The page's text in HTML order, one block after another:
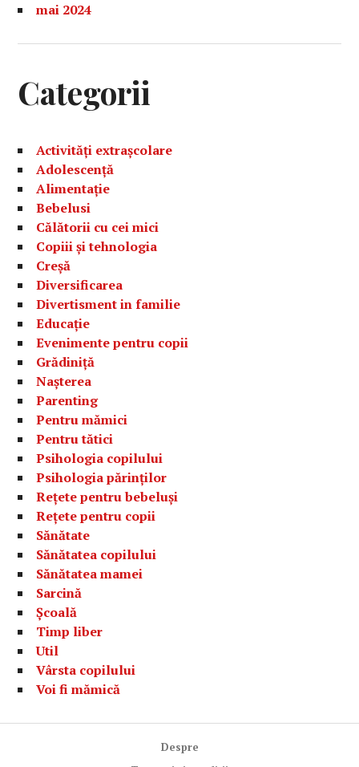
mai 2024
Categorii
Activități extrașcolare
Adolescență
Alimentație
Bebelusi
Călătorii cu cei mici
Copiii și tehnologia
Creșă
Diversificarea
Divertisment in familie
Educație
Evenimente pentru copii
Grădiniță
Nașterea
Parenting
Pentru mămici
Pentru tătici
Psihologia copilului
Psihologia părinților
Rețete pentru bebeluși
Rețete pentru copii
Sănătate
Sănătatea copilului
Sănătatea mamei
Sarcină
Școală
Timp liber
Util
Vârsta copilului
Voi fi mămică
Despre